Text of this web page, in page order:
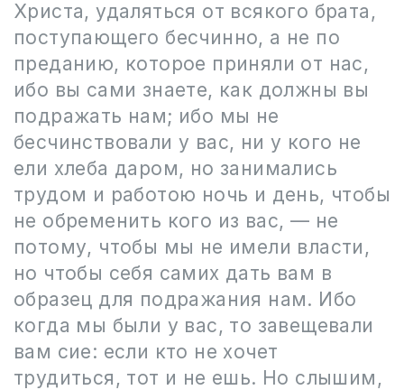
Христа, удаляться от всякого брата,
поступающего бесчинно, а не по
преданию, которое приняли от нас,
ибо вы сами знаете, как должны вы
подражать нам; ибо мы не
бесчинствовали у вас, ни у кого не
ели хлеба даром, но занимались
трудом и работою ночь и день, чтобы
не обременить кого из вас, — не
потому, чтобы мы не имели власти,
но чтобы себя самих дать вам в
образец для подражания нам. Ибо
когда мы были у вас, то завещевали
вам сие: если кто не хочет
трудиться, тот и не ешь. Но слышим,